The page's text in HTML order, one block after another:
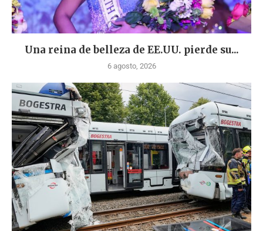
Una reina de belleza de EE.UU. pierde su...
6 agosto, 2026